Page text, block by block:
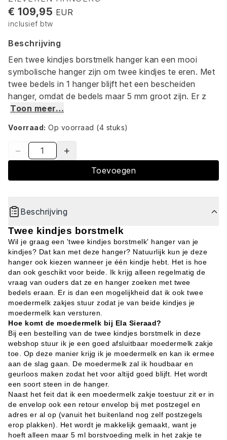
€ 109,95 EUR
inclusief btw
Beschrijving
Een twee kindjes borstmelk hanger kan een mooi
symbolische hanger zijn om twee kindjes te eren. Met
twee bedels in 1 hanger blijft het een bescheiden
hanger, omdat de bedels maar 5 mm groot zijn. Er z
Toon meer…
Voorraad: Op voorraad (4 stuks)
− +
Toevoegen
Beschrijving
Twee kindjes borstmelk
Wil je graag een 'twee kindjes borstmelk' hanger van je
kindjes? Dat kan met deze hanger? Natuurlijk kun je deze
hanger ook kiezen wanneer je één kindje hebt. Het is hoe
dan ook geschikt voor beide. Ik krijg alleen regelmatig de
vraag van ouders dat ze en hanger zoeken met twee
bedels eraan. Er is dan een mogelijkheid dat ik ook twee
moedermelk zakjes stuur zodat je van beide kindjes je
moedermelk kan versturen.
Hoe komt de moedermelk bij Ela Sieraad?
Bij een bestelling van de twee kindjes borstmelk in deze
webshop stuur ik je een goed afsluitbaar moedermelk zakje
toe. Op deze manier krijg ik je moedermelk en kan ik ermee
aan de slag gaan. De moedermelk zal ik houdbaar en
geurloos maken zodat het voor altijd goed blijft. Het wordt
een soort steen in de hanger.
Naast het feit dat ik een moedermelk zakje toestuur zit er in
de envelop ook een retour envelop bij met postzegel en
adres er al op (vanuit het buitenland nog zelf postzegels
erop plakken). Het wordt je makkelijk gemaakt, want je
hoeft alleen maar 5 ml borstvoeding melk in het zakje te